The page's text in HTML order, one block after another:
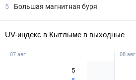
5
Большая магнитная буря
UV-индекс в Кытлыме в выходные
07 авг
5
08 авг